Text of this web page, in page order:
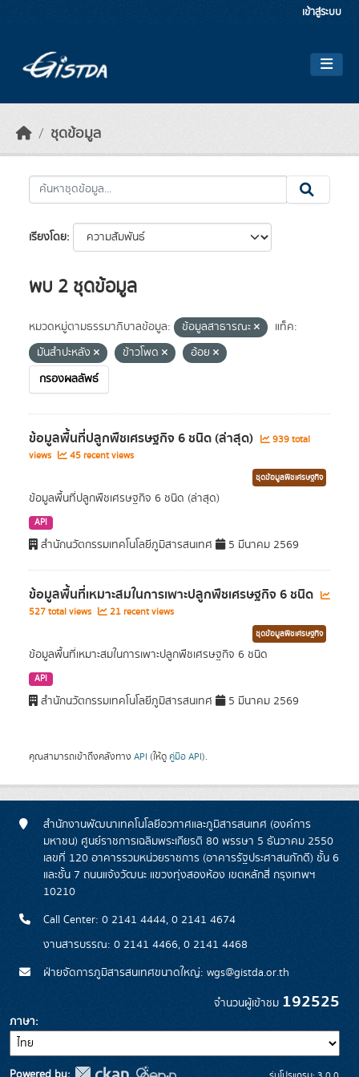
เข้าสู่ระบบ
ชุดข้อมูล
เรียงโดย
พบ 2 ชุดข้อมูล
หมวดหมู่ตามธรรมาภิบาลข้อมูล: ข้อมูลสาธารณะ
แท็ค:
มันสำปะหลัง
ข้าวโพด
อ้อย
กรองผลลัพธ์
ข้อมูลพื้นที่ปลูกพืชเศรษฐกิจ 6 ชนิด (ล่าสุด)
939 total
views
45 recent views
ชุดข้อมูลพืชเศรษฐกิจ
ข้อมูลพื้นที่ปลูกพืชเศรษฐกิจ 6 ชนิด (ล่าสุด)
API
สำนักนวัตกรรมเทคโนโลยีภูมิสารสนเทศ 5 มีนาคม 2569
ข้อมูลพื้นที่เหมาะสมในการเพาะปลูกพืชเศรษฐกิจ 6 ชนิด
527 total views 21 recent views
ชุดข้อมูลพืชเศรษฐกิจ
ข้อมูลพื้นที่เหมาะสมในการเพาะปลูกพืชเศรษฐกิจ 6 ชนิด
API
สำนักนวัตกรรมเทคโนโลยีภูมิสารสนเทศ 5 มีนาคม 2569
คุณสามารถเข้าถึงคลังทาง API (ให้ดู คู่มือ API).
สำนักงานพัฒนาเทคโนโลยีอวกาศและภูมิสารสนเทศ (องค์การ
มหาชน) ศูนย์ราชการเฉลิมพระเกียรติ 80 พรรษา 5 ธันวาคม 2550
เลขที่ 120 อาคารรวมหน่วยราชการ (อาคารรัฐประศาสนภักดี) ชั้น 6
และชั้น 7 ถนนแจ้งวัฒนะ แขวงทุ่งสองห้อง เขตหลักสี่ กรุงเทพฯ
10210
Call Center: 0 2141 4444, 0 2141 4674
งานสารบรรณ: 0 2141 4466, 0 2141 4468
ฝ่ายจัดการภูมิสารสนเทศขนาดใหญ่: wgs@gistda.or.th
จำนวนผู้เข้าชม 192525
ภาษา